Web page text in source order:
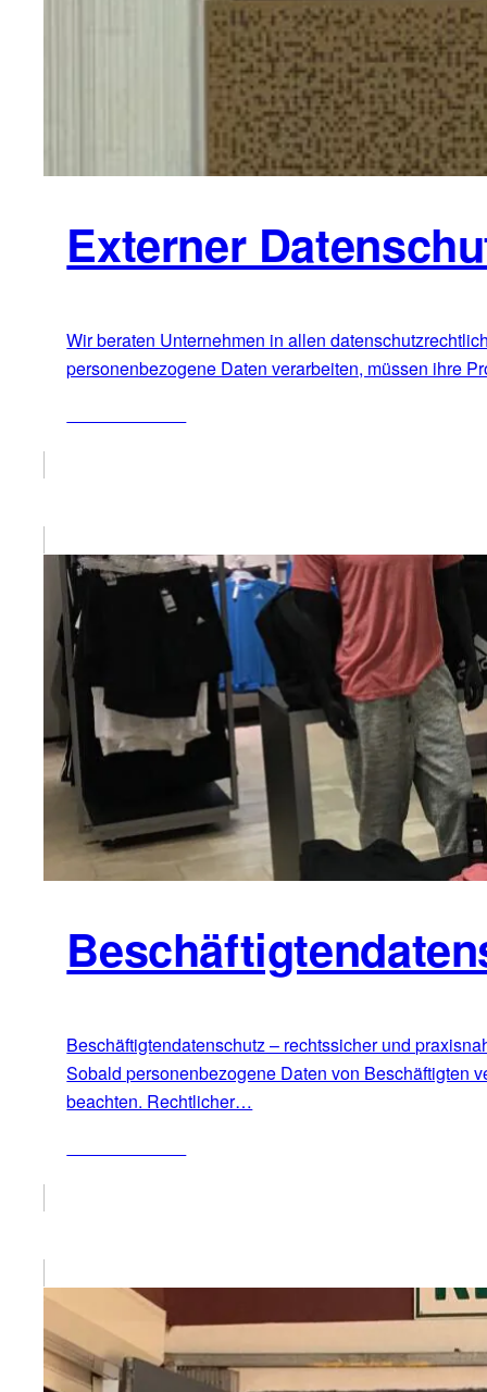
Externer
Wir beraten Unternehmen in allen
personenbezogene Daten verarbeiten, müssen ihre
Beschäftigtendatenschutz – rechtssicher und
Sobald personenbezogene Daten von Beschäftigten
beachten. Rechtlicher…